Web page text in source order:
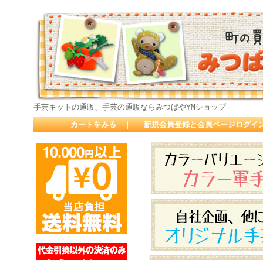
手芸キットの通販、手芸の通販ならみつばやYMショップ
カートをみる ｜ 新規会員登録と会員ページログイ